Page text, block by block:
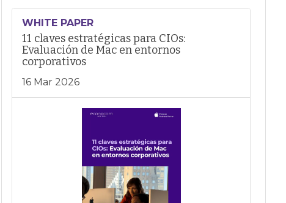
WHITE PAPER
11 claves estratégicas para CIOs:
Evaluación de Mac en entornos
corporativos
16 Mar 2026